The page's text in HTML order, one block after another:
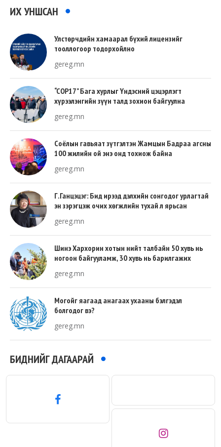
ИХ УНШСАН
Улстөрчдийн хамаарал бүхий лицензийг
тооллогоор тодорхойлно
gereg.mn
“COP17” Бага хурлыг Үндэсний цэцэрлэгт
хүрээлэнгийн зүүн талд зохион байгуулна
gereg.mn
Соёлын гавьяат зүтгэлтэн Жамцын Бадраа агсны
100 жилийн ой энэ онд тохиож байна
gereg.mn
Г.Ганцэцэг: Бид ирээд дэлхийн сонгодог урлагтай
эн зэрэгцэж очих хөгжлийн тухай л ярьсан
gereg.mn
Шинэ Хархорин хотын нийт талбайн 50 хувь нь
ногоон байгууламж, 30 хувь нь барилгажих
gereg.mn
Могойг яагаад анагаах ухааны бэлгэдэл
болгодог вэ?
gereg.mn
БИДНИЙГ ДАГААРАЙ